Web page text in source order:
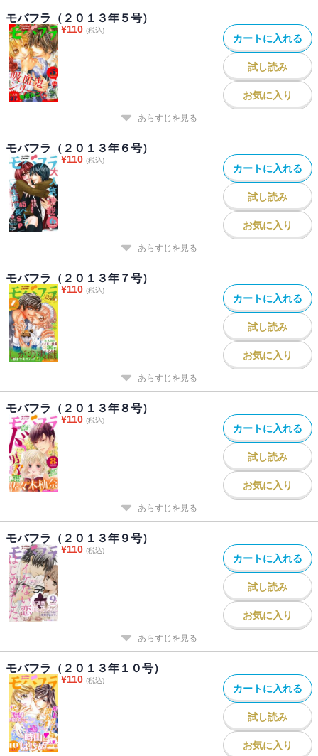
モバフラ（２０１３年５号）
¥110 (税込)
カートに入れる
試し読み
お気に入り
あらすじを見る
モバフラ（２０１３年６号）
¥110 (税込)
カートに入れる
試し読み
お気に入り
あらすじを見る
モバフラ（２０１３年７号）
¥110 (税込)
カートに入れる
試し読み
お気に入り
あらすじを見る
モバフラ（２０１３年８号）
¥110 (税込)
カートに入れる
試し読み
お気に入り
あらすじを見る
モバフラ（２０１３年９号）
¥110 (税込)
カートに入れる
試し読み
お気に入り
あらすじを見る
モバフラ（２０１３年１０号）
¥110 (税込)
カートに入れる
試し読み
お気に入り